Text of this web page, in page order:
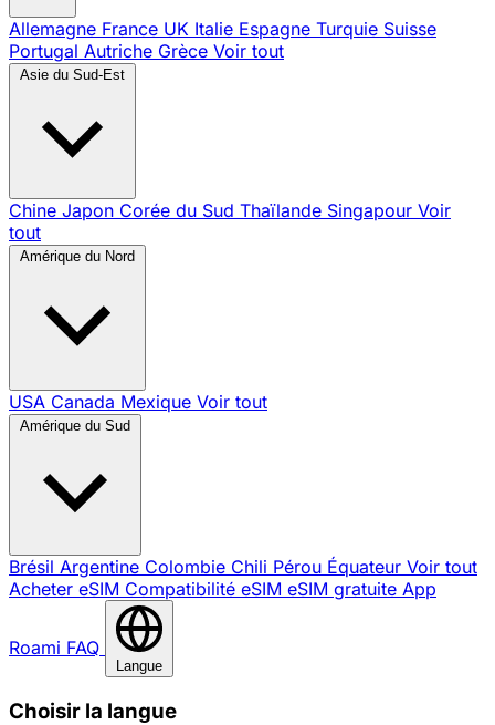
Allemagne France UK Italie Espagne Turquie Suisse
Portugal Autriche Grèce Voir tout
Asie du Sud-Est
Chine Japon Corée du Sud Thaïlande Singapour Voir
tout
Amérique du Nord
USA Canada Mexique Voir tout
Amérique du Sud
Brésil Argentine Colombie Chili Pérou Équateur Voir tout
Acheter eSIM Compatibilité eSIM eSIM gratuite App
Roami FAQ
Langue
Choisir la langue